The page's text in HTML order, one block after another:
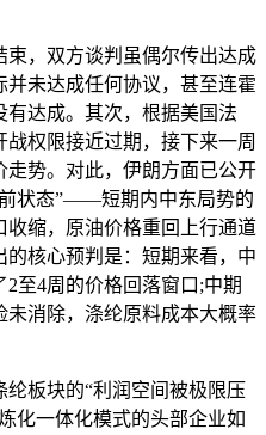
，双方谈判虽偶尔传出达成
未达成任何协议，甚至连霍
达成。其次，根据美国法
权限接近过期，接下来一周
势。对此，伊朗方面已公开
状态”——短期内中东局势的
缩，原油价格重回上行通道
核心预判是：短期来看，中
至4周的价格回落窗口;中期
消除，涤纶原料成本大概率
板块的“利润空间被极限压
化一体化模式的头部企业如